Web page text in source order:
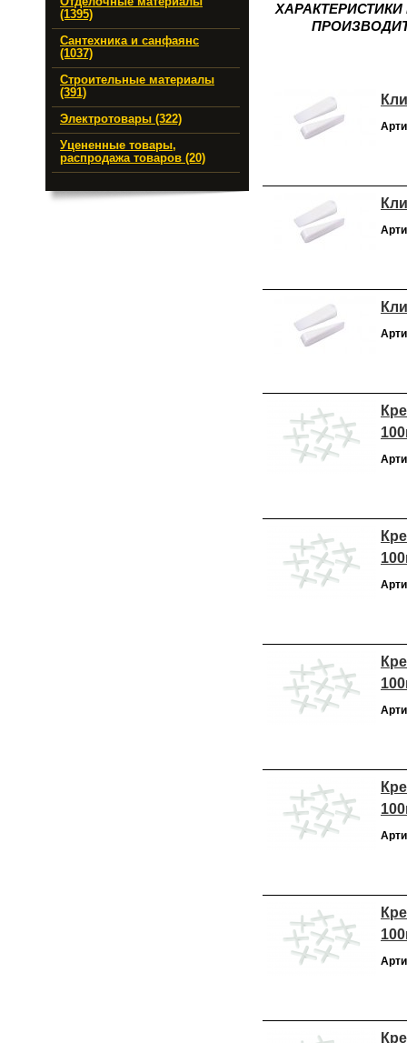
(1395)
Сантехника и санфаянс
(1037)
Строительные материалы
(391)
Электротовары (322)
Уцененные товары,
распродажа товаров (20)